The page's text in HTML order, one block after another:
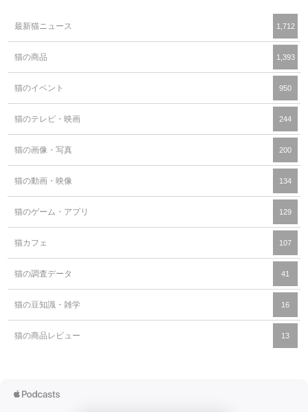
最新猫ニュース 1,712
猫の商品 1,393
猫のイベント 950
猫のテレビ・映画 244
猫の画像・写真 200
猫の動画・映像 134
猫のゲーム・アプリ 129
猫カフェ 107
猫の調査データ 41
猫の豆知識・雑学 16
猫の商品レビュー 13